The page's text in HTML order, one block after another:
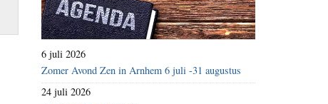
6 juli 2026
Zomer Avond Zen in Arnhem 6 juli -31 augustus
24 juli 2026